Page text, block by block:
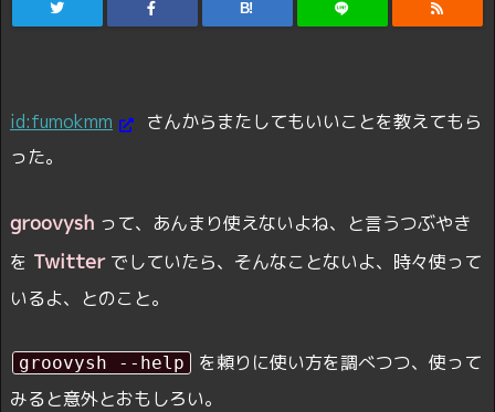
B!
id:fumokmm
さんからまたしてもいいことを教えてもら
った。
groovysh って、あんまり使えないよね、と言うつぶやき
を Twitterでしていたら、そんなことないよ、時々使って
いるよ、とのこと。
groovysh --help
を頼りに使い方を調べつつ、使って
みると意外とおもしろい。